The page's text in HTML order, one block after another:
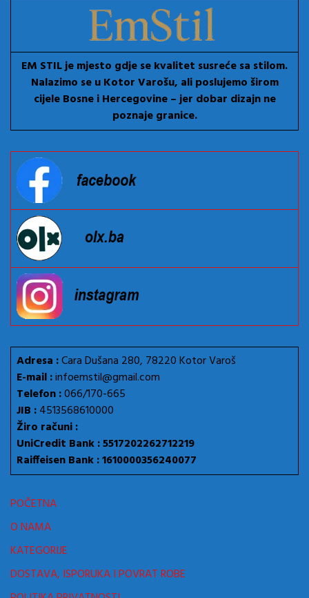
EM STIL je mjesto gdje se kvalitet susreće sa stilom.
Nalazimo se u Kotor Varošu, ali poslujemo širom
cijele Bosne i Hercegovine – jer dobar dizajn ne
poznaje granice.
Adresa :Cara Dušana 280, 78220 Kotor Varoš
E-mail :infoemstil@gmail.com
Telefon :066/170-665
JIB :4513568610000
Žiro računi :
UniCredit Bank : 5517202262712219
Raiffeisen Bank : 1610000356240077
POČETNA
O NAMA
KATEGORIJE
DOSTAVA, ISPORUKA I POVRAT ROBE